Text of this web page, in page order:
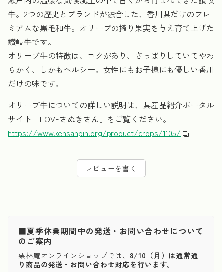
牛。2つの歴史とブランドが融合した、香川県だけのプレ
ミアムな黒毛和牛。オリーブの搾り果実を与え育て上げた
讃岐牛です。
オリーブ牛の特徴は、コクがあり、さっぱりしていてやわ
らかく、しかもヘルシー。女性にもお子様にも優しい香川
だけの味です。
オリーブ牛についての詳しい説明は、県産品紹介ポータル
サイト「LOVEさぬきさん」をご覧ください。
https://www.kensanpin.org/product/crops/1105/
レビューを書く
■夏季休業期間中の発送・お問い合わせについて
のご案内
栗林庵オンラインショップでは、 8/10（月）は通常通
り商品の発送・お問い合わせ対応を行います。